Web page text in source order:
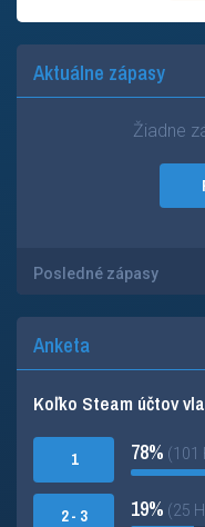
Aktuálne zápasy
Žiadne
Posledné zápasy
Anketa
Koľko Steam účtov
1
2 - 3
78% (101
19% (25